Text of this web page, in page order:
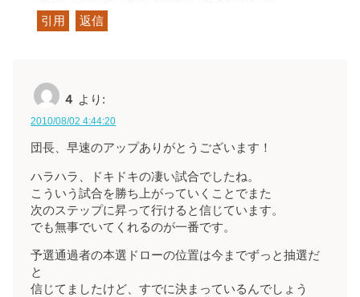
引用 返信
４ より:
2010/08/02 4:44:20
団長、早速のアップありがとうございます！
ハラハラ、ドキドキの凄い試合でしたね。
こういう試合を勝ち上がっていくことでまた
次のステップに昇って行けると信じています。
でも無事でいてくれるのが一番です。
予選通過者の本選ドローの位置は今までずっと抽選だ
と
信じてましたけど、すでに決まっているんでしょう